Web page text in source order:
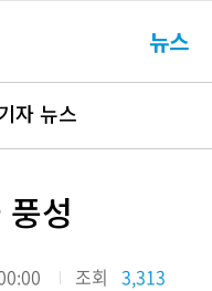
요뉴스
자 뉴스
성
조회 3,313